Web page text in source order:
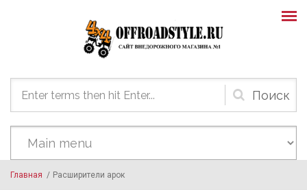
Форма
поиска
Главная / Расширители арок